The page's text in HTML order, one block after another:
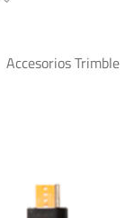
Accesorios Trimble